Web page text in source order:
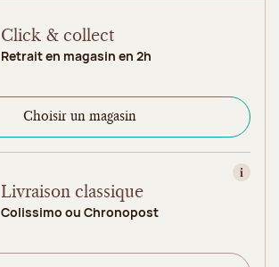
Click & collect
Retrait en magasin en 2h
Choisir un magasin
Livraison classique
Colissimo ou Chronopost